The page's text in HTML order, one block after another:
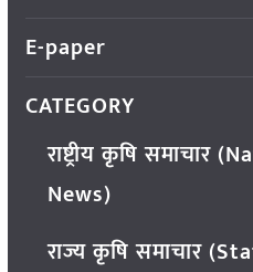
E-paper
CATEGORY
राष्ट्रीय कृषि
News)
राज्य कृषि समाचार